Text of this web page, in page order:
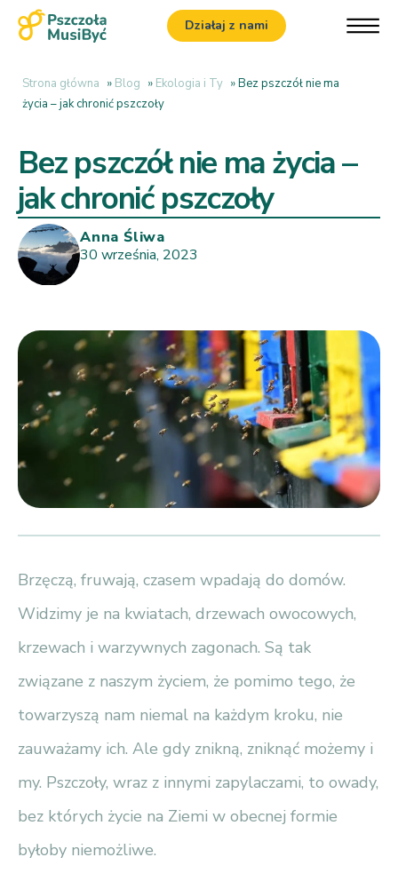
Działaj z nami
Strona główna » Blog » Ekologia i Ty »Bez pszczół nie ma
życia – jak chronić pszczoły
Bez pszczół nie ma życia –
jak chronić pszczoły
Anna Śliwa
30 września, 2023
Brzęczą, fruwają, czasem wpadają do domów.
Widzimy je na kwiatach, drzewach owocowych,
krzewach i warzywnych zagonach. Są tak
związane z naszym życiem, że pomimo tego, że
towarzyszą nam niemal na każdym kroku, nie
zauważamy ich. Ale gdy znikną, zniknąć możemy i
my. Pszczoły, wraz z innymi zapylaczami, to owady,
bez których życie na Ziemi w obecnej formie
byłoby niemożliwe.